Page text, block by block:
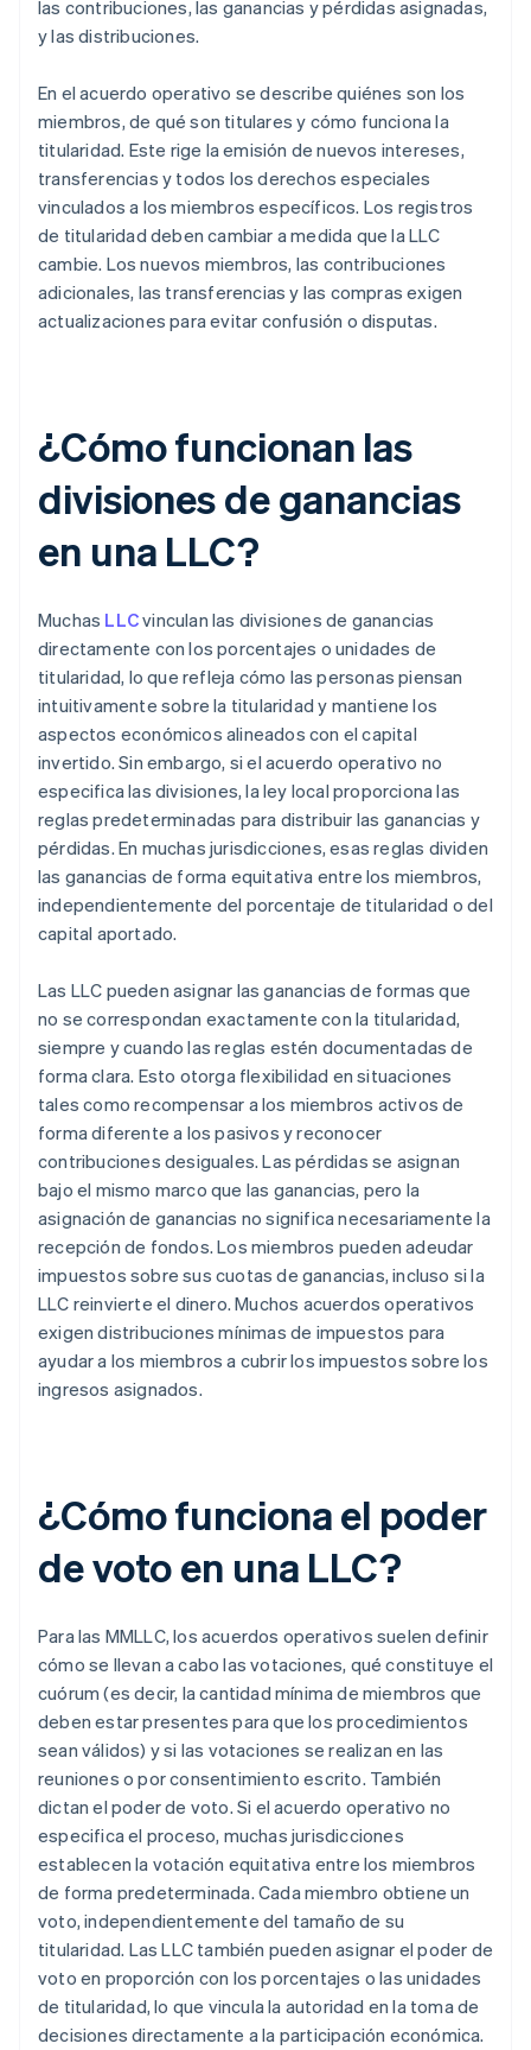
las contribuciones, las ganancias y pérdidas asignadas,
y las distribuciones.
En el acuerdo operativo se describe quiénes son los
miembros, de qué son titulares y cómo funciona la
titularidad. Este rige la emisión de nuevos intereses,
transferencias y todos los derechos especiales
vinculados a los miembros específicos. Los registros
de titularidad deben cambiar a medida que la LLC
cambie. Los nuevos miembros, las contribuciones
adicionales, las transferencias y las compras exigen
actualizaciones para evitar confusión o disputas.
¿Cómo funcionan las
divisiones de ganancias
en una LLC?
Muchas LLCvinculan las divisiones de ganancias
directamente con los porcentajes o unidades de
titularidad, lo que refleja cómo las personas piensan
intuitivamente sobre la titularidad y mantiene los
aspectos económicos alineados con el capital
invertido. Sin embargo, si el acuerdo operativo no
especifica las divisiones, la ley local proporciona las
reglas predeterminadas para distribuir las ganancias y
pérdidas. En muchas jurisdicciones, esas reglas dividen
las ganancias de forma equitativa entre los miembros,
independientemente del porcentaje de titularidad o del
capital aportado.
Las LLC pueden asignar las ganancias de formas que
no se correspondan exactamente con la titularidad,
siempre y cuando las reglas estén documentadas de
forma clara. Esto otorga flexibilidad en situaciones
tales como recompensar a los miembros activos de
forma diferente a los pasivos y reconocer
contribuciones desiguales. Las pérdidas se asignan
bajo el mismo marco que las ganancias, pero la
asignación de ganancias no significa necesariamente la
recepción de fondos. Los miembros pueden adeudar
impuestos sobre sus cuotas de ganancias, incluso si la
LLC reinvierte el dinero. Muchos acuerdos operativos
exigen distribuciones mínimas de impuestos para
ayudar a los miembros a cubrir los impuestos sobre los
ingresos asignados.
¿Cómo funciona el poder
de voto en una LLC?
Para las MMLLC, los acuerdos operativos suelen definir
cómo se llevan a cabo las votaciones, qué constituye el
cuórum (es decir, la cantidad mínima de miembros que
deben estar presentes para que los procedimientos
sean válidos) y si las votaciones se realizan en las
reuniones o por consentimiento escrito. También
dictan el poder de voto. Si el acuerdo operativo no
especifica el proceso, muchas jurisdicciones
establecen la votación equitativa entre los miembros
de forma predeterminada. Cada miembro obtiene un
voto, independientemente del tamaño de su
titularidad. Las LLC también pueden asignar el poder de
voto en proporción con los porcentajes o las unidades
de titularidad, lo que vincula la autoridad en la toma de
decisiones directamente a la participación económica.